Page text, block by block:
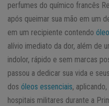
perfumes do químico francês
após queimar sua mão em um
em um recipiente contendo
alívio imediato da dor, além de
indolor, rápido e sem marcas
passou a dedicar sua vida e
dos óleos essenciais,
hospitais militares durante a